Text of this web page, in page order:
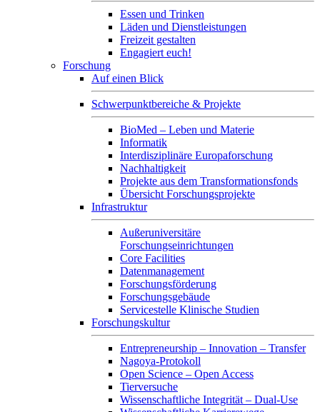
Essen und Trinken
Läden und Dienstleistungen
Freizeit gestalten
Engagiert euch!
Forschung
Auf einen Blick
Schwerpunktbereiche & Projekte
BioMed – Leben und Materie
Informatik
Interdisziplinäre Europaforschung
Nachhaltigkeit
Projekte aus dem Transformationsfonds
Übersicht Forschungsprojekte
Infrastruktur
Außeruniversitäre
Forschungseinrichtungen
Core Facilities
Datenmanagement
Forschungsförderung
Forschungsgebäude
Servicestelle Klinische Studien
Forschungskultur
Entrepreneurship – Innovation – Transfer
Nagoya-Protokoll
Open Science – Open Access
Tierversuche
Wissenschaftliche Integrität – Dual-Use